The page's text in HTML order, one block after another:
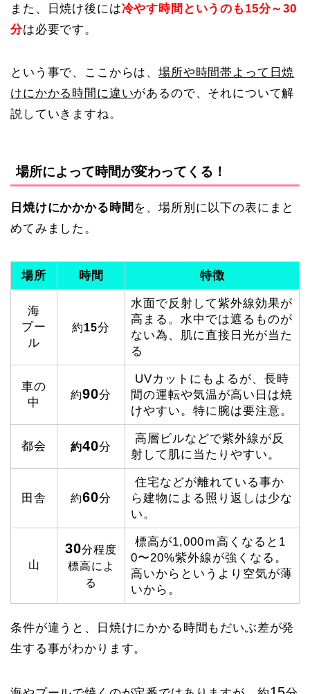
また、日焼け後には冷やす時間というのも15分～30
分は必要です。
という事で、ここからは、場所や時間帯よって日焼
けにかかる時間に違いがあるので、それについて解
説していきますね。
場所によって時間が変わってくる！
日焼けにかかかる時間 を、場所別に以下の表にまと
めてみました。
場所 時間 特徴
海
プー
ル
約15分
水面で反射して紫外線効果が
高まる。水中では遮るものが
ない為、肌に直接日光が当た
る
車の
中
約90分
UVカットにもよるが、長時
間の運転や気温が高い日は焼
けやすい。特に腕は要注意。
都会 約40分
高層ビルなどで紫外線が反
射して肌に当たりやすい。
田舎 約60分
住宅などが離れている事か
ら建物による照り返しは少な
い。
山
30分程度
標高によ
る
標高が1,000ｍ高くなると1
0〜20%紫外線が強くなる。
高いからというより空気が薄
いから。
条件が違うと、日焼けにかかる時間もだいぶ差が発
生する事がわかります。